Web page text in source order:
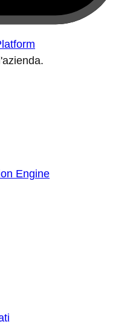
Engine